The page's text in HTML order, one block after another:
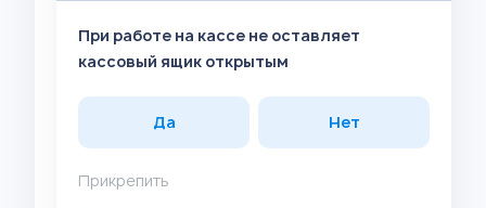
При работе на кассе не оставляет
кассовый ящик открытым
Да Нет
Прикрепить